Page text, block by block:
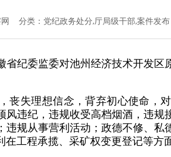
分类：党纪政务处分,厅局级干部,案件发
省纪委监委对池州经济技术开发
丧失理想信念，背弃初心使命，
违纪，违规收受高档烟酒，违
规从事营利活动；政德不修、
工程承揽、采矿权变更登记等方